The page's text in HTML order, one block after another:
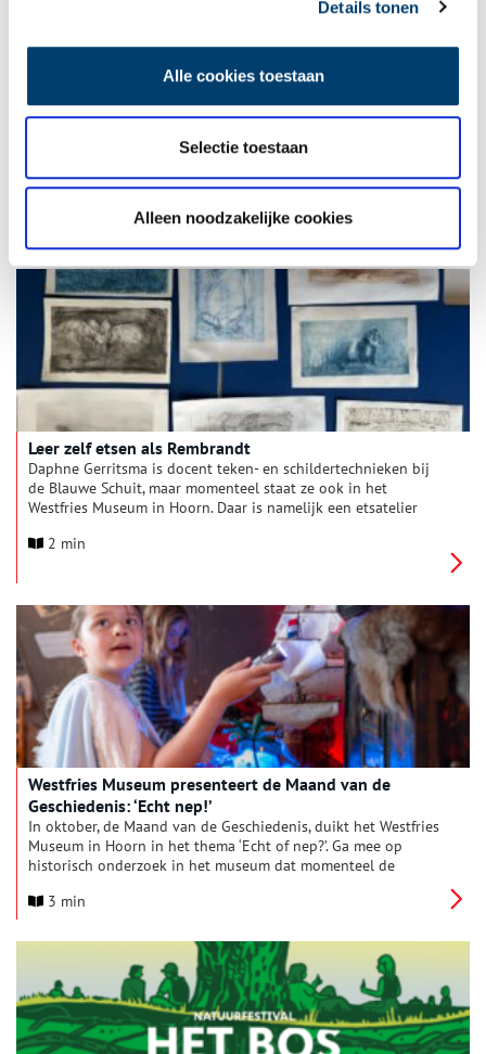
Details tonen
Alle cookies toestaan
Selectie toestaan
Alleen noodzakelijke cookies
Kerstvakantie in Huis van Hilde
kinderrondleidingen; in de kerstvakantie is er weer van alles
te beleven in Huis van Hilde. Kom je gezellig langs?
Leer zelf etsen als Rembrandt
Daphne Gerritsma is docent teken- en schildertechnieken bij
de Blauwe Schuit, maar momenteel staat ze ook in het
Westfries Museum in Hoorn. Daar is namelijk een etsatelier
hoor,” stelt Daphne. “De gratis inloopworkshop is
betaalde etsworkshop: ontzettend leuk om te doen.” Het
etsatelier hoort bij de expositie ‘Rembrandt, de fotograaf’, met
meer dan 200 originele Rembrandt-etsen. Deze exposite is nog
te zien t/m 5 januari 2024.
2 min
Westfries Museum presenteert de Maand van de
Geschiedenis: ‘Echt nep!’
In oktober, de Maand van de Geschiedenis, duikt het Westfries
Museum in Hoorn in het thema ‘Echt of nep?’. Ga mee op
historisch onderzoek in het museum dat momenteel de
uitgestelde start van de verbouwing hangen er namelijk meer
monument. Maar zijn er dan ook fake-Rembrandts? En hoe
weet je dat? Ontdek het via de vele oktober-activiteiten: van
de lezing ‘Herken een echte Rembrandt’ tot de etsworkshop
‘Echt Nep-etsen’.
3 min